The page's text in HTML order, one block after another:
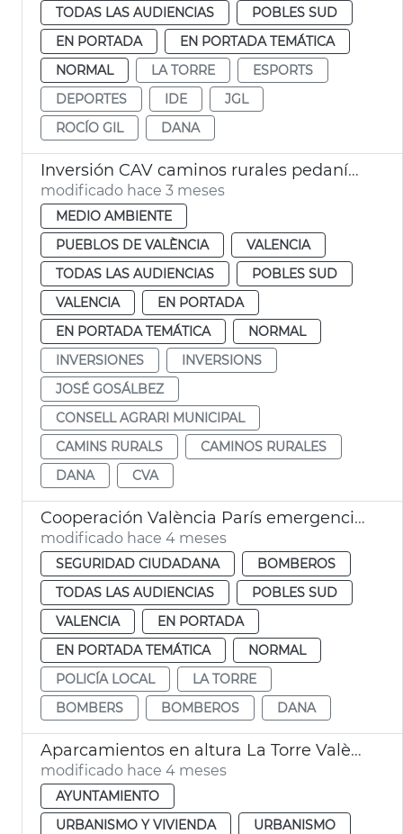
TODAS LAS AUDIENCIAS
POBLES SUD
EN PORTADA
EN PORTADA TEMÁTICA
NORMAL
LA TORRE
ESPORTS
DEPORTES
IDE
JGL
ROCÍO GIL
DANA
Inversión CAV caminos rurales pedanías dana València
modificado hace 3 meses
MEDIO AMBIENTE
PUEBLOS DE VALÈNCIA
VALENCIA
TODAS LAS AUDIENCIAS
POBLES SUD
VALENCIA
EN PORTADA
EN PORTADA TEMÁTICA
NORMAL
INVERSIONES
INVERSIONS
JOSÉ GOSÁLBEZ
CONSELL AGRARI MUNICIPAL
CAMINS RURALS
CAMINOS RURALES
DANA
CVA
Cooperación València París emergencias dana
modificado hace 4 meses
SEGURIDAD CIUDADANA
BOMBEROS
TODAS LAS AUDIENCIAS
POBLES SUD
VALENCIA
EN PORTADA
EN PORTADA TEMÁTICA
NORMAL
POLICÍA LOCAL
LA TORRE
BOMBERS
BOMBEROS DANA
Aparcamientos en altura La Torre València
modificado hace 4 meses
AYUNTAMIENTO
URBANISMO Y VIVIENDA
URBANISMO